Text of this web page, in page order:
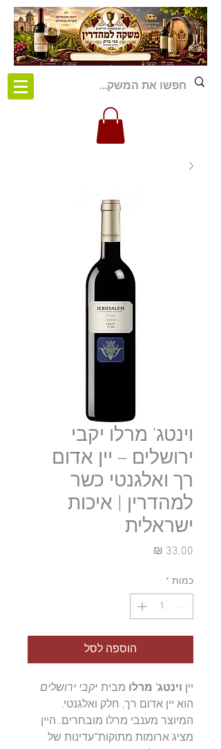
וינטג' מרלו יקבי
ירושלים – יין אדום
רך ואלגנטי כשר
למהדרין | איכות
ישראלית
כמות *
הוספה לסל
יין וינטג' מרלו מבית יקבי ירושלים
הוא יין אדום רך, חלק ואלגנטי,
המיוצר מענבי מרלו מובחרים. היין
מציג ארומות מתוקות־עדינות של